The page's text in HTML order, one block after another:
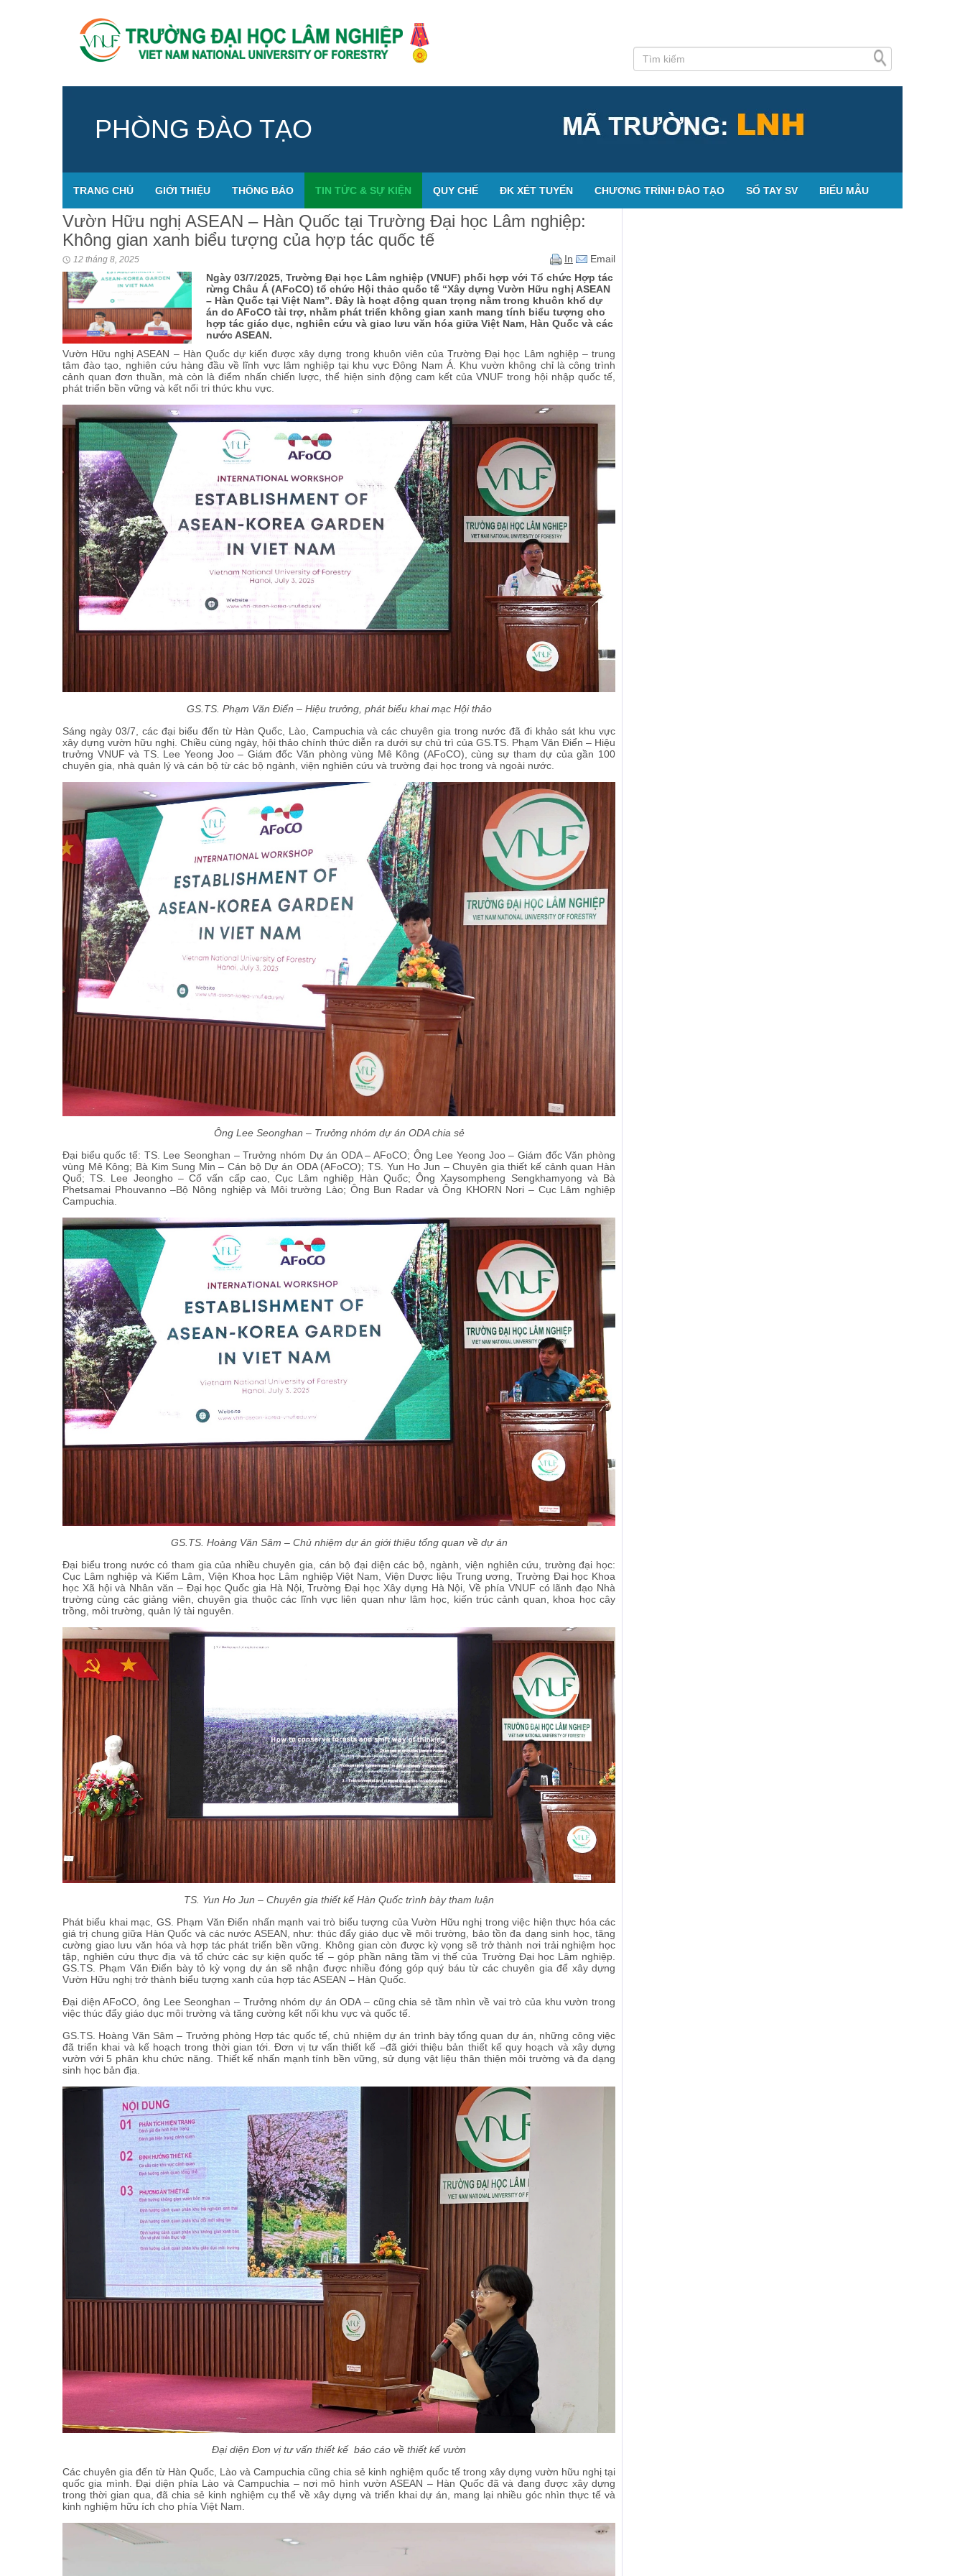
PHÒNG ĐÀO TẠO
TRANG CHỦ GIỚI THIỆU THÔNG BÁO TIN TỨC & SỰ KIỆN QUY CHẾ ĐK XÉT TUYỂN CHƯƠNG TRÌNH ĐÀO TẠO SỔ TAY SV BIỂU MẪU
Vườn Hữu nghị ASEAN – Hàn Quốc tại Trường Đại học Lâm nghiệp:
Không gian xanh biểu tượng của hợp tác quốc tế
12 tháng 8, 2025 In
Email
Ngày 03/7/2025, Trường Đại học Lâm nghiệp (VNUF) phối hợp với Tổ chức Hợp tác
rừng Châu Á (AFoCO) tổ chức Hội thảo quốc tế “Xây dựng Vườn Hữu nghị ASEAN
– Hàn Quốc tại Việt Nam”. Đây là hoạt động quan trọng nằm trong khuôn khổ dự
án do AFoCO tài trợ, nhằm phát triển không gian xanh mang tính biểu tượng cho
hợp tác giáo dục, nghiên cứu và giao lưu văn hóa giữa Việt Nam, Hàn Quốc và các
nước ASEAN.
Vườn Hữu nghị ASEAN – Hàn Quốc dự kiến được xây dựng trong khuôn viên của Trường Đại học Lâm nghiệp – trung
tâm đào tạo, nghiên cứu hàng đầu về lĩnh vực lâm nghiệp tại khu vực Đông Nam Á. Khu vườn không chỉ là công trình
cảnh quan đơn thuần, mà còn là điểm nhấn chiến lược, thể hiện sinh động cam kết của VNUF trong hội nhập quốc tế,
phát triển bền vững và kết nối tri thức khu vực.
GS.TS. Phạm Văn Điển – Hiệu trưởng, phát biểu khai mạc Hội thảo
Sáng ngày 03/7, các đại biểu đến từ Hàn Quốc, Lào, Campuchia và các chuyên gia trong nước đã đi khảo sát khu vực
xây dựng vườn hữu nghị. Chiều cùng ngày, hội thảo chính thức diễn ra dưới sự chủ trì của GS.TS. Phạm Văn Điển – Hiệu
trưởng VNUF và TS. Lee Yeong Joo – Giám đốc Văn phòng vùng Mê Kông (AFoCO), cùng sự tham dự của gần 100
chuyên gia, nhà quản lý và cán bộ từ các bộ ngành, viện nghiên cứu và trường đại học trong và ngoài nước.
Ông Lee Seonghan – Trưởng nhóm dự án ODA chia sẻ
Đại biểu quốc tế: TS. Lee Seonghan – Trưởng nhóm Dự án ODA – AFoCO; Ông Lee Yeong Joo – Giám đốc Văn phòng
vùng Mê Kông; Bà Kim Sung Min – Cán bộ Dự án ODA (AFoCO); TS. Yun Ho Jun – Chuyên gia thiết kế cảnh quan Hàn
Quố; TS. Lee Jeongho – Cố vấn cấp cao, Cục Lâm nghiệp Hàn Quốc; Ông Xaysompheng Sengkhamyong và Bà
Phetsamai Phouvanno –Bộ Nông nghiệp và Môi trường Lào; Ông Bun Radar và Ông KHORN Nori – Cục Lâm nghiệp
Campuchia.
GS.TS. Hoàng Văn Sâm – Chủ nhiệm dự án giới thiệu tổng quan về dự án
Đại biểu trong nước có tham gia của nhiều chuyên gia, cán bộ đại diện các bộ, ngành, viện nghiên cứu, trường đại học:
Cục Lâm nghiệp và Kiếm Lâm, Viện Khoa học Lâm nghiệp Việt Nam, Viện Dược liệu Trung ương, Trường Đại học Khoa
học Xã hội và Nhân văn – Đại học Quốc gia Hà Nội, Trường Đại học Xây dựng Hà Nội, Về phía VNUF có lãnh đạo Nhà
trường cùng các giảng viên, chuyên gia thuộc các lĩnh vực liên quan như lâm học, kiến trúc cảnh quan, khoa học cây
trồng, môi trường, quản lý tài nguyên.
TS. Yun Ho Jun – Chuyên gia thiết kế Hàn Quốc trình bày tham luận
Phát biểu khai mạc, GS. Phạm Văn Điển nhấn mạnh vai trò biểu tượng của Vườn Hữu nghị trong việc hiện thực hóa các
giá trị chung giữa Hàn Quốc và các nước ASEAN, như: thúc đẩy giáo dục về môi trường, bảo tồn đa dạng sinh học, tăng
cường giao lưu văn hóa và hợp tác phát triển bền vững. Không gian còn được kỳ vọng sẽ trở thành nơi trải nghiệm học
tập, nghiên cứu thực địa và tổ chức các sự kiện quốc tế – góp phần nâng tầm vị thế của Trường Đại học Lâm nghiệp.
GS.TS. Phạm Văn Điển bày tỏ kỳ vọng dự án sẽ nhận được nhiều đóng góp quý báu từ các chuyên gia để xây dựng
Vườn Hữu nghị trở thành biểu tượng xanh của hợp tác ASEAN – Hàn Quốc.
Đại diện AFoCO, ông Lee Seonghan – Trưởng nhóm dự án ODA – cũng chia sẻ tầm nhìn về vai trò của khu vườn trong
việc thúc đẩy giáo dục môi trường và tăng cường kết nối khu vực và quốc tế.
GS.TS. Hoàng Văn Sâm – Trưởng phòng Hợp tác quốc tế, chủ nhiệm dự án trình bày tổng quan dự án, những công việc
đã triển khai và kế hoạch trong thời gian tới. Đơn vị tư vấn thiết kế –đã giới thiệu bản thiết kế quy hoạch và xây dựng
vườn với 5 phân khu chức năng. Thiết kế nhấn mạnh tính bền vững, sử dụng vật liệu thân thiện môi trường và đa dạng
sinh học bản địa.
Đại diện Đơn vị tư vấn thiết kế báo cáo về thiết kế vườn
Các chuyên gia đến từ Hàn Quốc, Lào và Campuchia cũng chia sẻ kinh nghiệm quốc tế trong xây dựng vườn hữu nghị tại
quốc gia mình. Đại diện phía Lào và Campuchia – nơi mô hình vườn ASEAN – Hàn Quốc đã và đang được xây dựng
trong thời gian qua, đã chia sẻ kinh nghiệm cụ thể về xây dựng và triển khai dự án, mang lại nhiều góc nhìn thực tế và
kinh nghiệm hữu ích cho phía Việt Nam.